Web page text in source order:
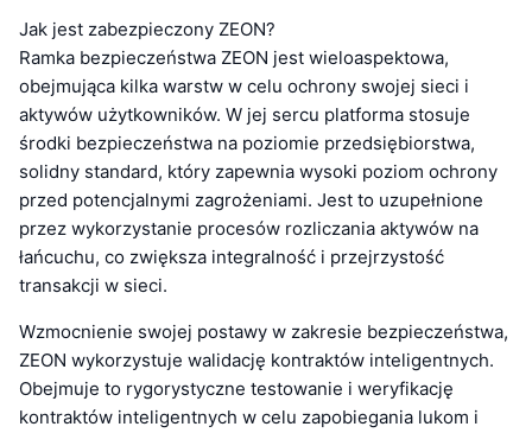
Jak jest zabezpieczony ZEON?
Ramka bezpieczeństwa ZEON jest wieloaspektowa,
obejmująca kilka warstw w celu ochrony swojej sieci i
aktywów użytkowników. W jej sercu platforma stosuje
środki bezpieczeństwa na poziomie przedsiębiorstwa,
solidny standard, który zapewnia wysoki poziom ochrony
przed potencjalnymi zagrożeniami. Jest to uzupełnione
przez wykorzystanie procesów rozliczania aktywów na
łańcuchu, co zwiększa integralność i przejrzystość
transakcji w sieci.
Wzmocnienie swojej postawy w zakresie bezpieczeństwa,
ZEON wykorzystuje walidację kontraktów inteligentnych.
Obejmuje to rygorystyczne testowanie i weryfikację
kontraktów inteligentnych w celu zapobiegania lukom i